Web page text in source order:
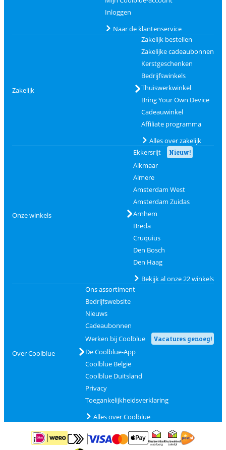
Inloggen
Naar de klantenservice
Zakelijk
Zakelijk bestellen
Zakelijke cadeaubonnen
Kerstgeschenken
Bedrijfswinkels
Thuiswerkwinkel
Bring Your Own Device
Cadeauwinkel
Affiliate programma
Alles over zakelijk
Onze winkels
Ekkersrijt Nieuw!
Alkmaar
Almere
Amsterdam West
Amsterdam Zuidas
Arnhem
Breda
Cruquius
Den Bosch
Den Haag
Bekijk al onze 22 winkels
Over Coolblue
Ons assortiment
Bedrijfswebsite
Nieuws
Cadeaubonnen
Werken bij Coolblue
Vacatures genoeg!
De Coolblue-App
Coolblue België
Coolblue Duitsland
Privacy
Toegankelijkheidsverklaring
Alles over Coolblue